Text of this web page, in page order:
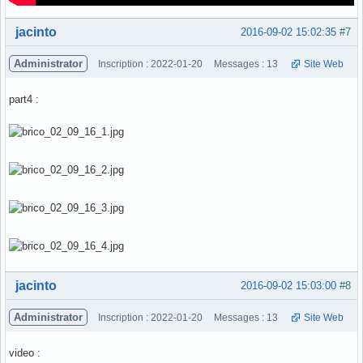
Hors ligne #7
2016-09-02 15:02:35
jacinto
Administrator Inscription : 2022-01-20 Messages : 13 Site Web
part4 :
Hors ligne #8
2016-09-02 15:03:00
jacinto
Administrator Inscription : 2022-01-20 Messages : 13 Site Web
video :